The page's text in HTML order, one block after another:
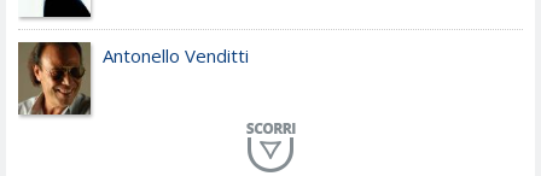
Antonello Venditti